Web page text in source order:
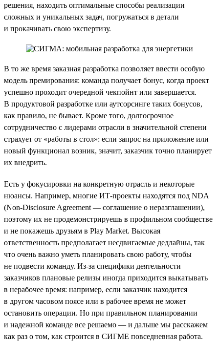
решения, находить оптимальные способы реализации
сложных и уникальных задач, погружаться в детали
и прокачивать свою экспертизу.
В то же время заказная разработка позволяет ввести особую
модель премирования: команда получает бонус, когда проект
успешно проходит очередной чекпойнт или завершается.
В продуктовой разработке или аутсорсинге таких бонусов,
как правило, не бывает. Кроме того, долгосрочное
сотрудничество с лидерами отрасли в значительной степени
страхует от «работы в стол»: если запрос на приложение или
новый функционал возник, значит, заказчик точно планирует
их внедрить.
Есть у фокусировки на конкретную отрасль и некоторые
нюансы. Например, многие ИТ-проекты находятся под NDA
(Non-Disclosure Agreement — соглашение о неразглашении),
поэтому их не продемонстрируешь в профильном сообществе
и не покажешь друзьям в Play Market. Высокая
ответственность предполагает несдвигаемые дедлайны, так
что очень важно уметь планировать свою работу, чтобы
не подвести команду. Из-за специфики деятельности
заказчиков плановые релизы иногда приходится выкатывать
в нерабочее время: например, если заказчик находится
в другом часовом поясе или в рабочее время не может
остановить операции. Но при правильном планировании
и надежной команде все решаемо — и дальше мы расскажем
как раз о том, как строится в СИГМЕ повседневная работа.